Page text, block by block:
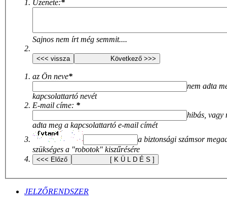
Üzenete:*
Sajnos nem írt még semmit....
az Ön neve*
nem adta
kapcsolattartó nevét
E-mail címe: *
hibás, vagy
adta meg a kapcsolattartó e-mail címét
a biztonsági számsor
szükséges a "robotok" kiszűrésére
JELZŐRENDSZER